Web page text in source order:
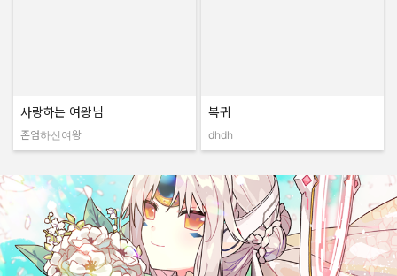
사랑하는 여왕님
작성자:
존엄하신여왕
복귀
dhdh
엘소드의 또다른 재미 작가연재만화